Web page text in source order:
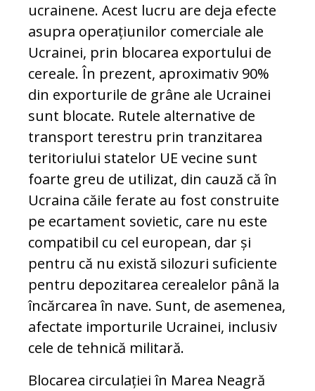
ucrainene. Acest lucru are deja efecte
asupra operațiunilor comerciale ale
Ucrainei, prin blocarea exportului de
cereale. În prezent, aproximativ 90%
din exporturile de grâne ale Ucrainei
sunt blocate. Rutele alternative de
transport terestru prin tranzitarea
teritoriului statelor UE vecine sunt
foarte greu de utilizat, din cauză că în
Ucraina căile ferate au fost construite
pe ecartament sovietic, care nu este
compatibil cu cel european, dar și
pentru că nu există silozuri suficiente
pentru depozitarea cerealelor până la
încărcarea în nave. Sunt, de asemenea,
afectate importurile Ucrainei, inclusiv
cele de tehnică militară.
Blocarea circulației în Marea Neagră